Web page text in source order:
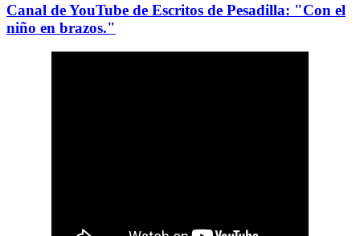
Canal de YouTube de Escritos de Pesadilla: "Con el
niño en brazos."